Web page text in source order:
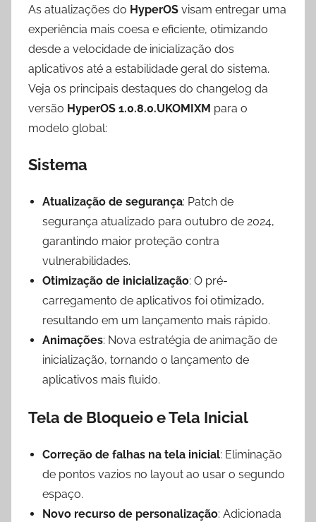
As atualizações do HyperOS visam entregar uma
experiência mais coesa e eficiente, otimizando
desde a velocidade de inicialização dos
aplicativos até a estabilidade geral do sistema.
Veja os principais destaques do changelog da
versão HyperOS 1.0.8.0.UKOMIXM para o
modelo global:
Sistema
Atualização de segurança: Patch de
segurança atualizado para outubro de 2024,
garantindo maior proteção contra
vulnerabilidades.
Otimização de inicialização: O pré-
carregamento de aplicativos foi otimizado,
resultando em um lançamento mais rápido.
Animações: Nova estratégia de animação de
inicialização, tornando o lançamento de
aplicativos mais fluido.
Tela de Bloqueio e Tela Inicial
Correção de falhas na tela inicial: Eliminação
de pontos vazios no layout ao usar o segundo
espaço.
Novo recurso de personalização: Adicionada